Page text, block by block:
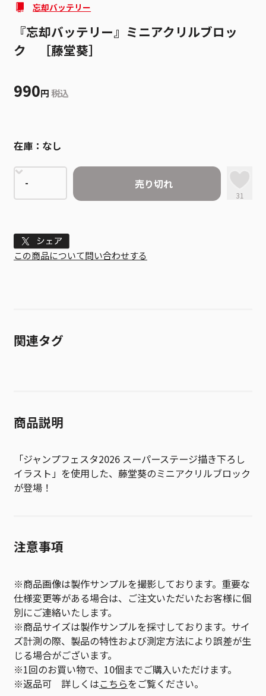
忘却バッテリー
『忘却バッテリー』ミニアクリルブロッ
ク ［藤堂葵］
990円 税込
在庫： なし
売り切れ
31
Tweet
この商品について問い合わせする
関連タグ
商品説明
「ジャンプフェスタ2026 スーパーステージ描き下ろし
イラスト」を使用した、藤堂葵のミニアクリルブロック
が登場！
注意事項
※商品画像は製作サンプルを撮影しております。重要な
仕様変更等がある場合は、ご注文いただいたお客様に個
別にご連絡いたします。
※商品サイズは製作サンプルを採寸しております。サイ
ズ計測の際、製品の特性および測定方法により誤差が生
じる場合がございます。
※1回のお買い物で、10個までご購入いただけます。
※返品可 詳しくはこちらをご覧ください。